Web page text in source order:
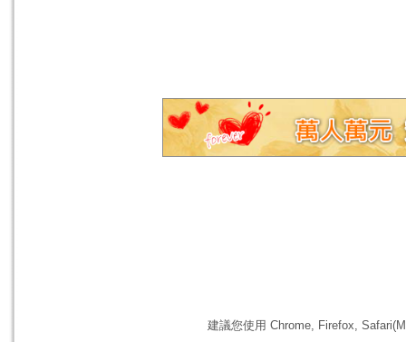
建議您使用 Chrome, Firefox,